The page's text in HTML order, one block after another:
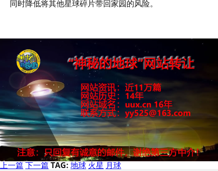
同时降低将其他星球碎片带回家园的风险。
上一篇下一篇TAG:地球火星月球